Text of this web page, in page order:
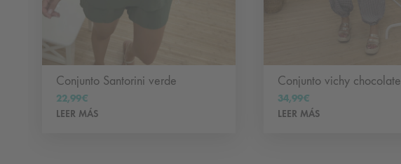
Conjunto Santorini verde
22,99€
LEER MÁS
Conjunto vichy chocolate
34,99€
LEER MÁS